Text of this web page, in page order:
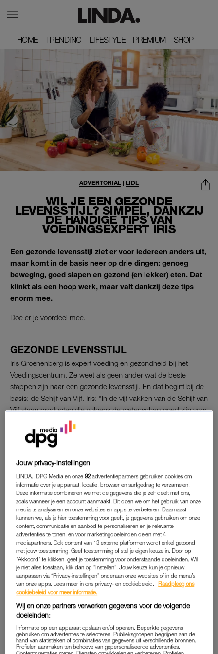
HOME
HOME TRENDING
TRENDING LIFESTYLE
LIFESTYLE PREMIUM
PREMIUM SHOP
SHOP
WIL JE EEN GEZONDE
LEVENSSTIJL? SIMPEL, DANKZIJ
DE HANDIGE TIPS VAN
VOEDINGSEXPERT IRIS
ADVERTORIAL | LIDL
Een gezonde levensstijl ziet er voor iedereen anders uit,
maar komt in de basis neer op drie dingen: genoeg
beweging, goed slapen en gezond (en lekker) eten. Dat
klinkt als een hoop werk, maar valt dankzij deze tips
enorm mee.
Doe er je voordeel mee.
GEZONDE LEVENSSTIJL
Iris Groenenberg is expert voeding en gezondheid bij het
Voedingscentrum. Ze weet als geen ander wat de beste
stappen zijn naar een gezonde levensstijl. En dat begint bij de
basis: de Schijf van Vijf. Iris: “In de vijf vakken van de Schijf van
Vijf staan producten die volgens de wetenschap goed zijn voor
je gezondheid en zorgen voor voldoende energie en
voedingsstoffen die je lichaam nodig heeft.”
DE SCHIJF VAN VIJF
Eet je elke dag genoeg uit de verschillende vakken en varieer
je binnen de vijf vakken, dan heb je in de basis een gezond
voedingspatroon. Zorg bijvoorbeeld voor dagelijks 2 stuks fruit,
Jouw privacy-instellingen
LINDA., DPG Media en onze92 advertentiepartners gebruiken cookies om
informatie over je apparaat, locatie, browser en surfgedrag te verzamelen.
Deze informatie combineren we met de gegevens die je zelf deelt met ons,
zoals wanneer je een account aanmaakt. Dit doen we om het gebruik van onze
media te analyseren en onze websites en apps te verbeteren. Daarnaast
kunnen we, als je hier toestemming voor geeft, je gegevens gebruiken om onze
content, communicatie en aanbod te personaliseren en je relevante
advertenties te tonen, en voor marketingdoeleinden delen met 4
mediapartners. Ook content van 13 externe platformen wordt enkel getoond
met jouw toestemming. Geef toestemming of stel je eigen keuze in. Door op
"Akkoord" te klikken, geef je toestemming voor onderstaande doeleinden. Wil
je niet alles toestaan, klik dan op “Instellen”. Jouw keuze kun je opnieuw
aanpassen via “Privacy-instellingen” onderaan onze websites of in de menu’s
van onze apps. Lees meer in ons privacy- en cookiebeleid.
Raadpleeg ons
cookiebeleid voor meer informatie.
Wij en onze partners verwerken gegevens voor de volgende
doeleinden:
Informatie op een apparaat opslaan en/of openen. Beperkte gegevens
gebruiken om advertenties te selecteren. Publieksgroepen begrijpen aan de
hand van statistieken of combinaties van gegevens uit verschillende bronnen.
Profielen aanmaken ten behoeve van gepersonaliseerde advertenties.